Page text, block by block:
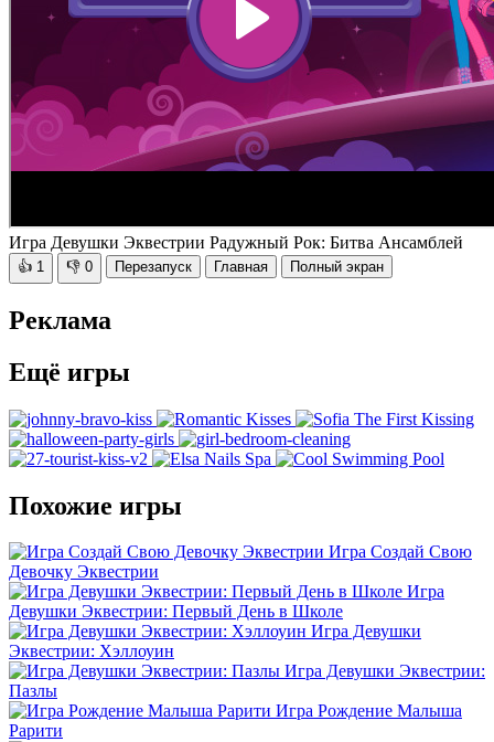
Игра Девушки Эквестрии Радужный Рок: Битва Ансамблей
👍 1 👎 0 Перезапуск Главная Полный экран
Реклама
Ещё игры
Похожие игры
Игра Создай Свою
Девочку Эквестрии
Игра
Девушки Эквестрии: Первый День в Школе
Игра Девушки
Эквестрии: Хэллоуин
Игра Девушки Эквестрии:
Пазлы
Игра Рождение Малыша
Рарити